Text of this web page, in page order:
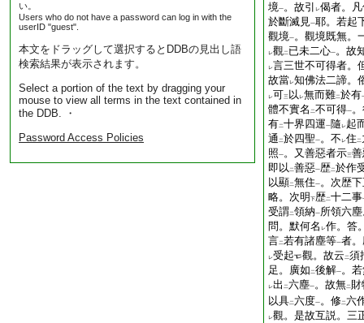
い。
Users who do not have a password can log in with the
userID "guest".
本文をドラッグして選択するとDDBの見出し語
検索結果が表示されます。
Select a portion of the text by dragging your
mouse to view all terms in the text contained in
the DDB. ・
Password Access Policies
境一。故引 レ偈者。
於斷滅見一耶。若起
觀境一。觀境既無。
レ觀二 已未二心一。故
レ言三世不可得者。
故當レ知佛法二諦。
レ可三 以 レ無而難二於有
體不實名 二不可得一
有二十界四運一隨 レ起
通 二於四聖一。不 レ住 二
照一。又善惡者示三
即以 二善惡一歴二於作
以顯二無住一。次歴
略。次明 下歴二十二事
受謂二領納一所領六
問。默何名 レ作。答
言二若有諸塵等一者
レ受起 觀。故云 二須
足。廣如 二後解一。
レ出 二六塵一。故無二 財
以具二六度一。修二六
レ觀。是故互説。三